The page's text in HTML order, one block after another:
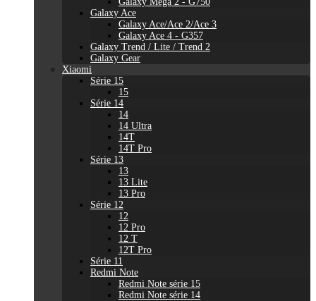
Galaxy Ace
Galaxy Ace/Ace 2/Ace 3
Galaxy Ace 4 - G357
Galaxy Trend / Lite / Trend 2
Galaxy Gear
Xiaomi
Série 15
15
Série 14
14
14 Ultra
14T
14T Pro
Série 13
13
13 Lite
13 Pro
Série 12
12
12 Pro
12 T
12T Pro
Série 11
Redmi Note
Redmi Note série 15
Redmi Note série 14